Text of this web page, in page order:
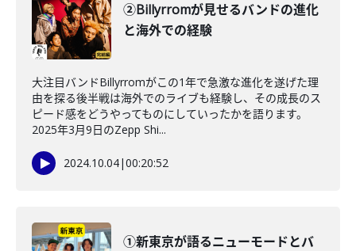
②Billyrromが見せるバンドの進化
と海外での経験
大注目バンドBillyrromがこの1年で急激な進化を遂げた理
由を探る後半戦は海外でのライブも経験し、その成長のス
ピード感をどうやってものにしていったかを語ります。
2025年3月9日のZepp Shi...
2024.10.04|00:20:52
①新東京が語るニューモードとバ